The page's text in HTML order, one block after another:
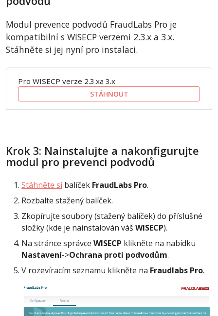
Modul prevence podvodů FraudLabs Pro je
kompatibilní s WISECP verzemi 2.3.x a 3.x.
Stáhněte si jej nyní pro instalaci.
Pro WISECP verze 2.3.xa 3.x
STÁHNOUT
Krok 3: Nainstalujte a nakonfigurujte
modul pro prevenci podvodů
Stáhněte si balíček FraudLabs Pro.
Rozbalte stažený balíček.
Zkopírujte soubory (stažený balíček) do příslušné
složky (kde je nainstalován váš WISECP).
Na stránce správce WISECP klikněte na nabídku
Nastavení->Ochrana proti podvodům.
V rozevíracím seznamu klikněte na Fraudlabs Pro.